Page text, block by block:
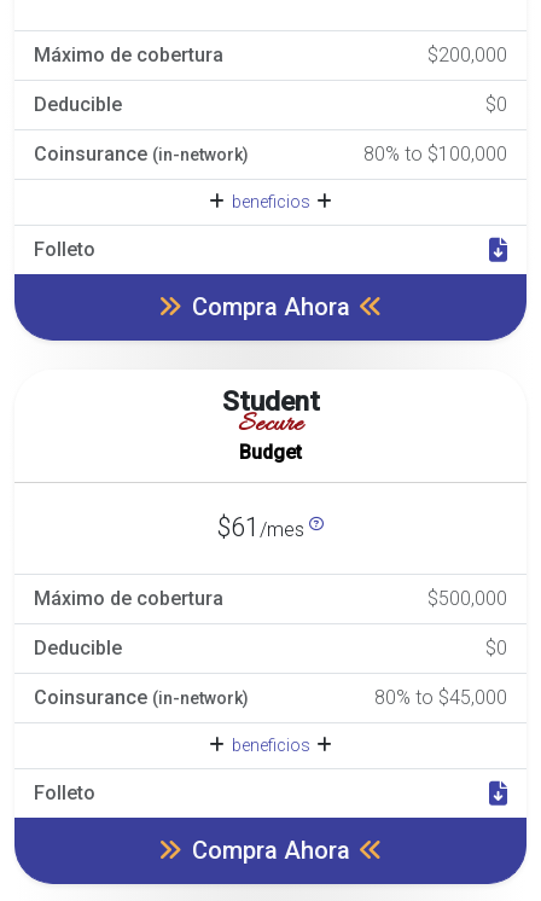
Máximo de cobertura $200,000
Deducible $0
Coinsurance (in-network) 80% to $100,000
beneficios
Folleto
Compra Ahora
Student
Secure
Budget
$61 /mes
Máximo de cobertura $500,000
Deducible $0
Coinsurance (in-network) 80% to $45,000
beneficios
Folleto
Compra Ahora